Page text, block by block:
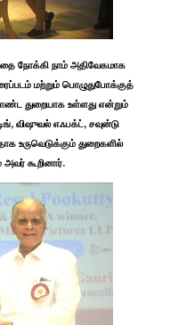
நோக்கி நாம் அதிவேகமாக
மற்றும் பொழுதுபோக்குத்
துறையாக உள்ளது என்றும்
விஷுவல் எஃபக்ட், சவுன்டு
உருவெடுக்கும் துறைகளில்
அவர் கூறினார்.